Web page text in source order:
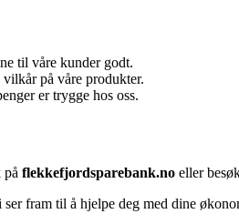
til våre kunder godt.
på våre produkter.
er trygge hos oss.
på flekkefjordsparebank.no eller
fram til å hjelpe deg med dine